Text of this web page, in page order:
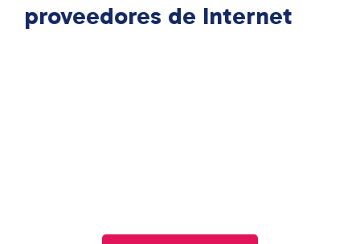
proveedores de Internet